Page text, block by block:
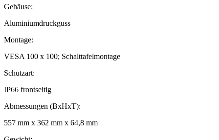
Gehäuse:
Aluminiumdruckguss
Montage:
VESA 100 x 100; Schalttafelmontage
Schutzart:
IP66 frontseitig
Abmessungen (BxHxT):
557 mm x 362 mm x 64,8 mm